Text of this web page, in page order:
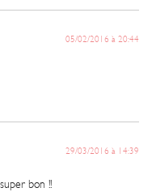
05/02/2016 à 20:44
29/03/2016 à 14:39
bon !!